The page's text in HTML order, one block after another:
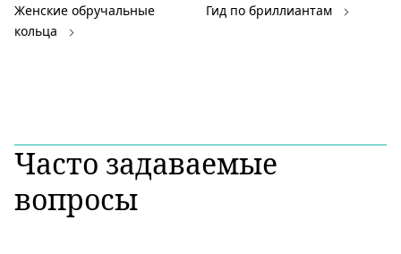
Женские обручальные
кольца
Гид по бриллиантам
Часто задаваемые
вопросы